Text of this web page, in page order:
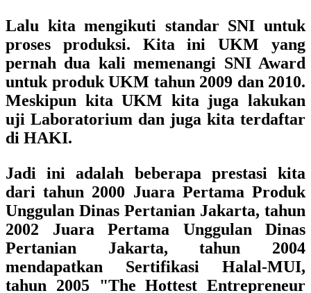
Lalu kita mengikuti standar SNI untuk
proses produksi. Kita ini UKM yang
pernah dua kali memenangi SNI Award
untuk produk UKM tahun 2009 dan 2010.
Meskipun kita UKM kita juga lakukan
uji Laboratorium dan juga kita terdaftar
di HAKI.
Jadi ini adalah beberapa prestasi kita
dari tahun 2000 Juara Pertama Produk
Unggulan Dinas Pertanian Jakarta, tahun
2002 Juara Pertama Unggulan Dinas
Pertanian Jakarta, tahun 2004
mendapatkan Sertifikasi Halal-MUI,
tahun 2005 "The Hottest Entrepreneur